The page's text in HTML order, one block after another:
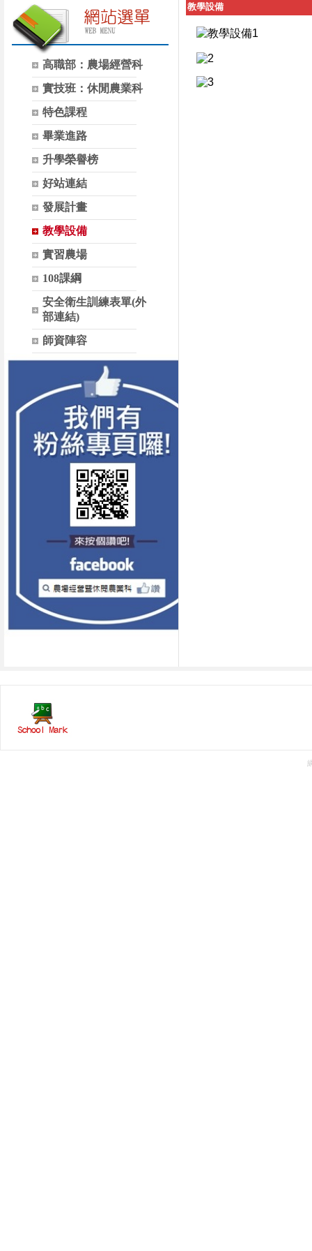
高職部：農場經營科
實技班：休閒農業科
特色課程
畢業進路
升學榮譽榜
好站連結
發展計畫
教學設備
實習農場
108課綱
安全衛生訓練表單(外
部連結)
師資陣容
教學設備